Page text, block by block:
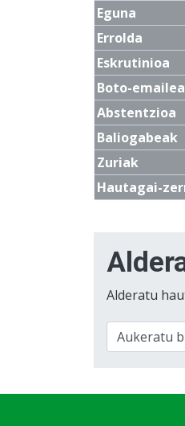
Eguna
Errolda
Eskrutinioa
Boto-
Abstentzioa
Baliogabeak
Zuriak
Hautagai-
Alderatu